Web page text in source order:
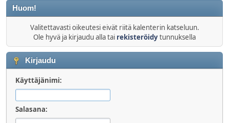
Huom!
Valitettavasti oikeutesi eivät riitä kalenterin katseluun.
Ole hyvä ja kirjaudu alla tai rekisteröidytunnuksella
Kirjaudu
Käyttäjänimi:
Salasana: